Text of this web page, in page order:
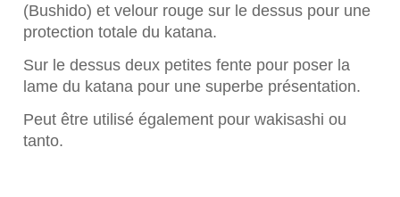
(Bushido) et velour rouge sur le dessus pour une
protection totale du katana.
Sur le dessus deux petites fente pour poser la
lame du katana pour une superbe présentation.
Peut être utilisé également pour wakisashi ou
tanto.